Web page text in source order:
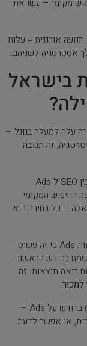
מקומי – עשו את
אורגנית = עלות
אסטרטגיה לשניהם.
בישראל
עלה למעלה בגוגל –
זה תגובה
כפי שאנחנו רואים שוב ושוב אצל לקוחות, הבחירה בין SEO ל-Ads
החיפוש המקומי
– כל בחירה היא
יש גם לחץ מסוכן מספקי שיווק. סוכנויות רבות מציעות Ads כי זה פשוט
שמח בחודש הראשון.
זה
מסעדה ממוצעת בישראל משקיעה 1,500–3,000 ₪ בחודש על Ads –
אי אפשר לדעת